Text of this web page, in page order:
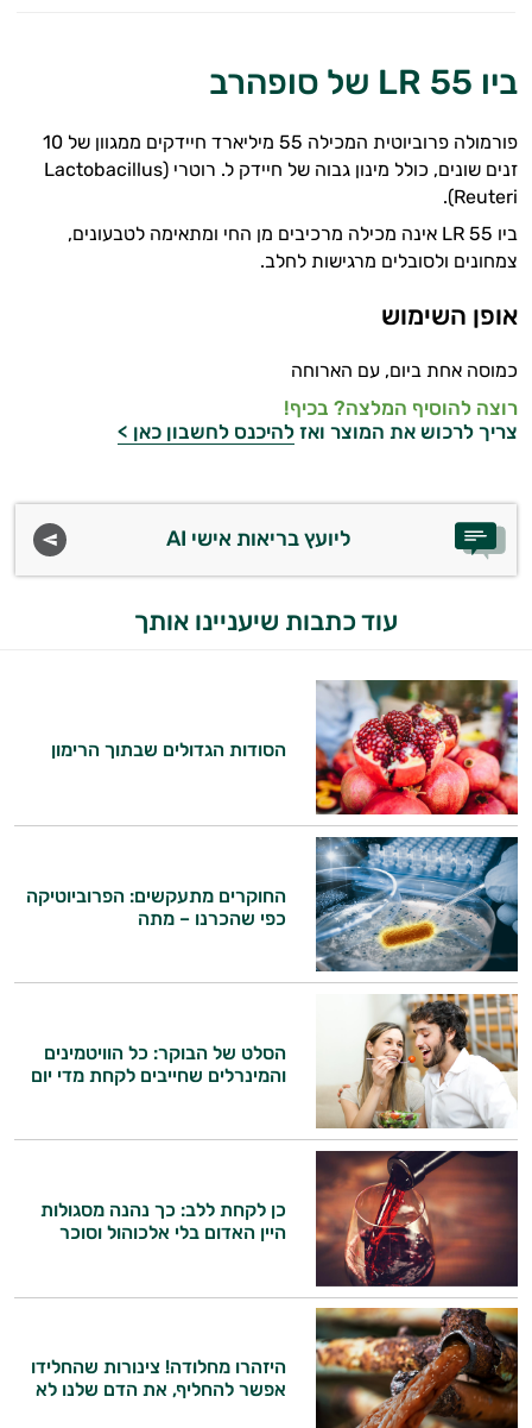
בעיות עיכול
בעיות שינה
גברים
הורדת כולסטרול
אנמיה
אנרגיה וכוח
אקנה
בעיות נשימה
דלקות
דלקות פרקים
דרכי השתן
הליקובקטר פילורי
הרגעה
לב וכלי דם
מיגרנה - כאב ראש
מערכת החיסון
נשים
ניקוי רעלים
נשירת שיער
איזון סוכר
עייפות
עיכוב הזדקנות
עיניים
ביו 55 LR של סופהרב
פורמולה פרוביוטית המכילה 55 מיליארד חיידקים ממגוון של 10
זנים שונים, כולל מינון גבוה של חיידק ל. רוטרי (Lactobacillus
Reuteri).
ביו 55 LR אינה מכילה מרכיבים מן החי ומתאימה לטבעונים,
צמחונים ולסובלים מרגישות לחלב.
אופן השימוש
כמוסה אחת ביום, עם הארוחה
רוצה להוסיף המלצה? בכיף!
צריך לרכוש את המוצר ואז להיכנס לחשבון כאן >
ליועץ בריאות אישי AI
עוד כתבות שיעניינו אותך
הסודות הגדולים שבתוך הרימון
החוקרים מתעקשים: הפרוביוטיקה
כפי שהכרנו – מתה
הסלט של הבוקר: כל הוויטמינים
והמינרלים שחייבים לקחת מדי יום
כן לקחת ללב: כך נהנה מסגולות
היין האדום בלי אלכוהול וסוכר
היזהרו מחלודה! צינורות שהחלידו
אפשר להחליף, את הדם שלנו לא
היי,
אני יועץ הבריאות האישי AI של טבע בריא.
התשובות שלי מבוססות על מאגרי מידע קליניים
וספרות מקצועית בתחומי הרפואה הטבעית
ותזונת הספורט.